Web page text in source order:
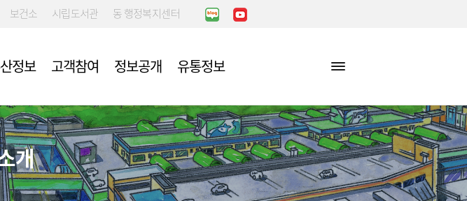
보건소 시립도서관 동 행정복지센터
내
신청
(AED) 설치장
농협구리공판장
구리청과(주)
(주)인터넷청과
점포찾기
점포배치도
편의시설찾기
영계획
부패알리오(부정/비리행
위 신고센터)
예산낭비신고센터
정보
친환경농산물 아는만큼 보인
다
확인요령
농수산물 검사방법 및 처리절
차
업무처리절차
고객참여
구리도매시장이야기
견학안내
공지사항
국민신문고
민원처리업무
정보공개 유통정보
개